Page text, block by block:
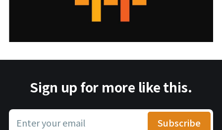
Sign up for more like this.
Enter your email Subscribe